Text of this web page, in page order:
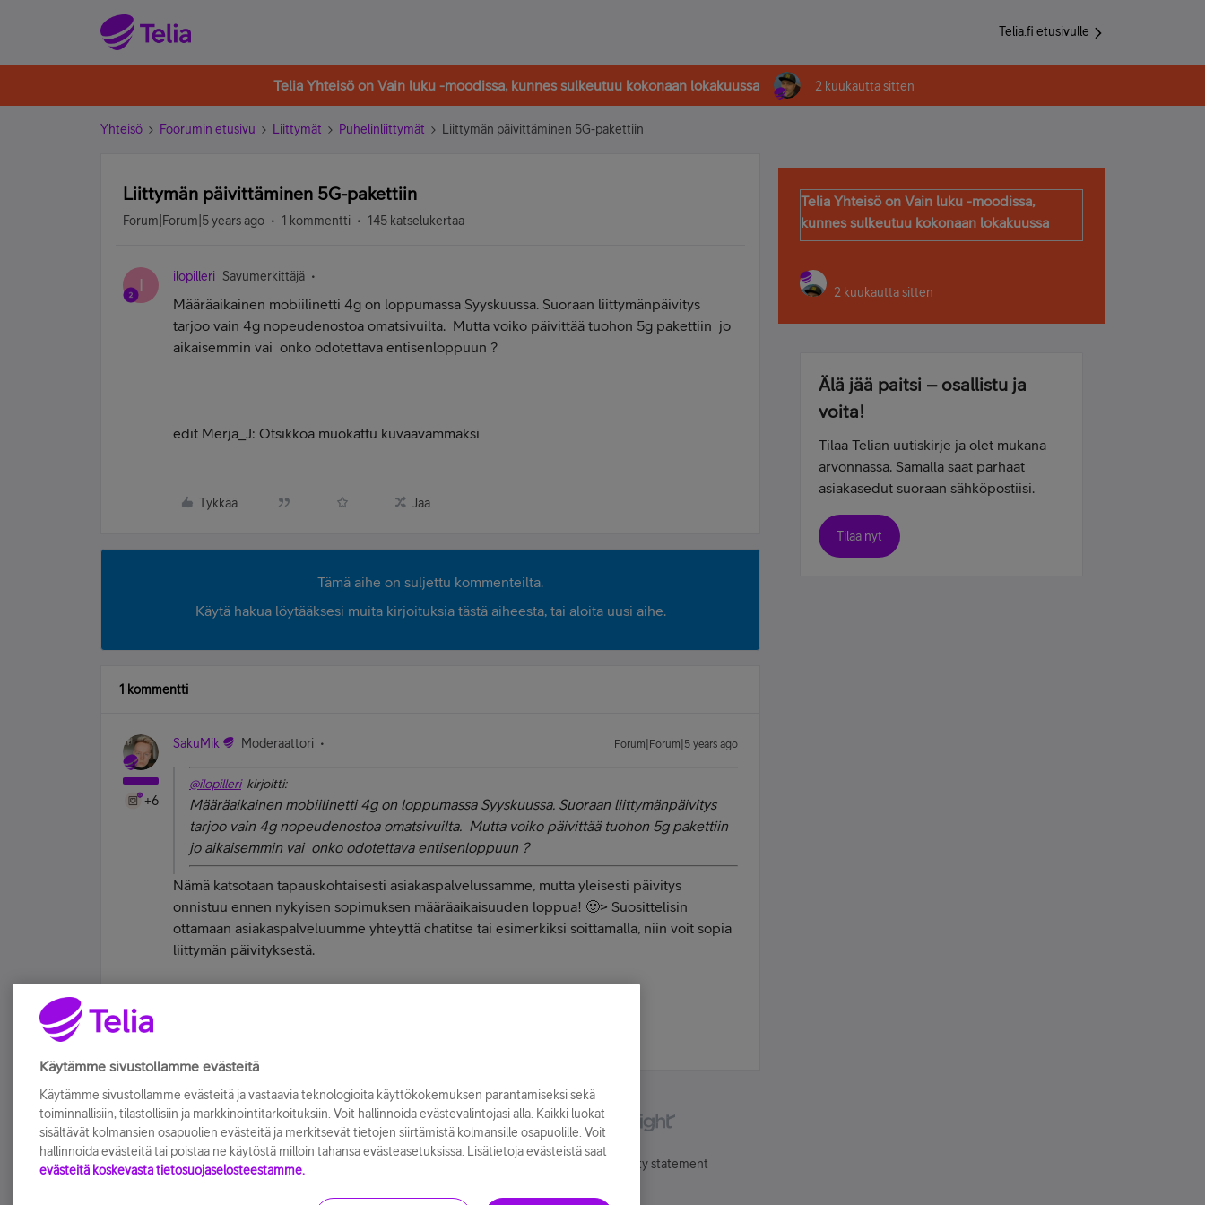
Telia.fi etusivulle
Telia Yhteisö on Vain luku -moodissa, kunnes sulkeutuu kokonaan lokakuussa 2 kuukautta sitten
Yhteisö Foorumin etusivu Liittymät Puhelinliittymät Liittymän päivittäminen 5G-pakettiin
Liittymän päivittäminen 5G-pakettiin
Forum|Forum|5 years ago 1 kommentti 145 katselukertaa
I ilopilleri Savumerkittäjä
Määräaikainen mobiilinetti 4g on loppumassa Syyskuussa. Suoraan liittymänpäivitys
tarjoo vain 4g nopeudenostoa omatsivuilta. Mutta voiko päivittää tuohon 5g pakettiin jo
aikaisemmin vai onko odotettava entisenloppuun ?
edit Merja_J: Otsikkoa muokattu kuvaavammaksi
Tykkää Jaa
Tämä aihe on suljettu kommenteilta.
Käytä hakua löytääksesi muita kirjoituksia tästä aiheesta, tai aloita uusi aihe.
1 kommentti
+6
SakuMik Moderaattori Forum|Forum|5 years ago
@ilopillerikirjoitti:
Määräaikainen mobiilinetti 4g on loppumassa Syyskuussa. Suoraan liittymänpäivitys
tarjoo vain 4g nopeudenostoa omatsivuilta. Mutta voiko päivittää tuohon 5g pakettiin
jo aikaisemmin vai onko odotettava entisenloppuun ?
Nämä katsotaan tapauskohtaisesti asiakaspalvelussamme, mutta yleisesti päivitys
onnistuu ennen nykyisen sopimuksen määräaikaisuuden loppua! 🙂> Suosittelisin
ottamaan asiakaspalveluumme yhteyttä chatitse tai esimerkiksi soittamalla, niin voit sopia
liittymän päivityksestä.
Telia Yhteisö on Vain luku -moodissa,
kunnes sulkeutuu kokonaan lokakuussa
2 kuukautta sitten
Älä jää paitsi – osallistu ja
voita!
Tilaa Telian uutiskirje ja olet mukana
arvonnassa. Samalla saat parhaat
asiakasedut suoraan sähköpostiisi.
Tilaa nyt
Accessibility statement
Käytämme sivustollamme evästeitä
Käytämme sivustollamme evästeitä ja vastaavia teknologioita käyttökokemuksen parantamiseksi sekä
toiminnallisiin, tilastollisiin ja markkinointitarkoituksiin. Voit hallinnoida evästevalintojasi alla. Kaikki luokat
sisältävät kolmansien osapuolien evästeitä ja merkitsevät tietojen siirtämistä kolmansille osapuolille. Voit
hallinnoida evästeitä tai poistaa ne käytöstä milloin tahansa evästeasetuksissa. Lisätietoja evästeistä saat
evästeitä koskevasta tietosuojaselosteestamme.